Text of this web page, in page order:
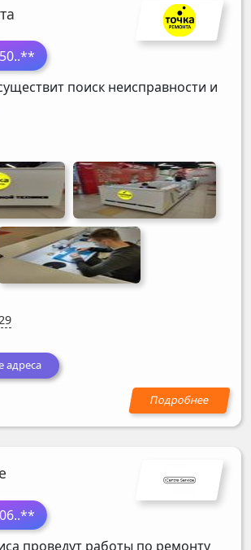
..**
поиск неисправности и
адреса
..**
проведут работы по ремонту